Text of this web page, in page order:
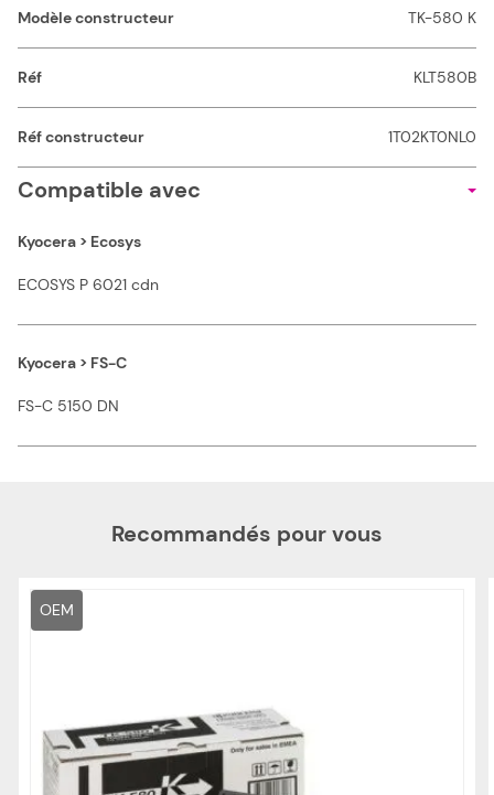
Modèle constructeur TK-580 K
Réf KLT580B
Réf constructeur 1T02KT0NL0
Compatible avec
Kyocera > Ecosys
ECOSYS P 6021 cdn
Kyocera > FS-C
FS-C 5150 DN
Recommandés pour vous
OEM